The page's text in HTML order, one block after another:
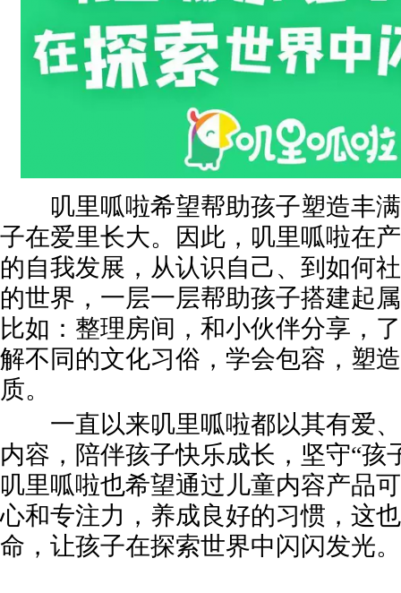
叽里呱啦希望帮助孩子塑造丰满
子在爱里长大。因此，叽里呱啦在
的自我发展，从认识自己、到如何
的世界，一层一层帮助孩子搭建起
比如：整理房间，和小伙伴分享，
解不同的文化习俗，学会包容，塑
质。
一直以来叽里呱啦都以其有爱、
内容，陪伴孩子快乐成长，坚守“孩
叽里呱啦也希望通过儿童内容产品
心和专注力，养成良好的习惯，这
命，让孩子在探索世界中闪闪发光。